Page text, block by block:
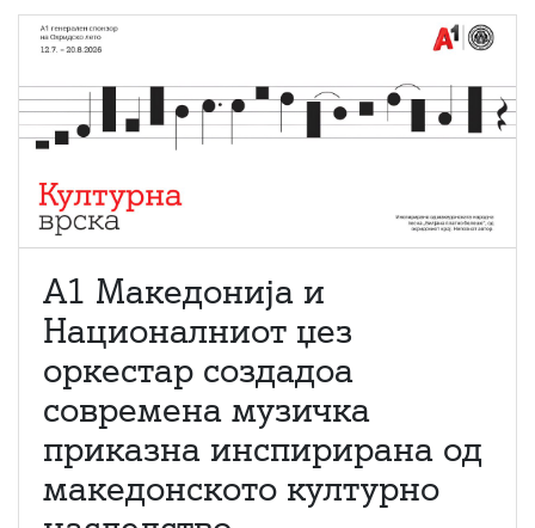
А1 Македонија и
Националниот џез
оркестар создадоа
современа музичка
приказна инспирирана од
македонското културно